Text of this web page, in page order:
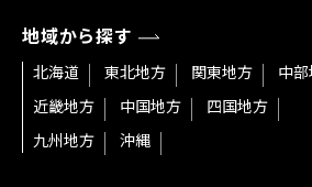
地域から探す
北海道 東北地方 関東地方
中
近畿地方
中国地方
四国地方
九州地方
沖縄